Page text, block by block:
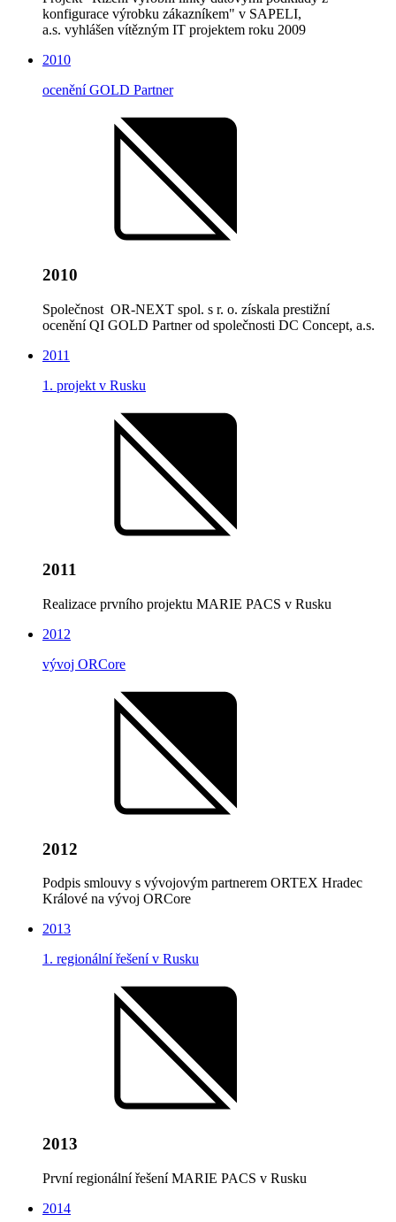
konfigurace výrobku zákazníkem" v SAPELI,
a.s. vyhlášen vítězným IT projektem roku 2009
2010
ocenění GOLD Partner
2010
Společnost OR-NEXT spol. s r. o. získala prestižní
ocenění QI GOLD Partner od společnosti DC Concept, a.s.
2011
1. projekt v Rusku
2011
Realizace prvního projektu MARIE PACS v Rusku
2012
vývoj ORCore
2012
Podpis smlouvy s vývojovým partnerem ORTEX Hradec
Králové na vývoj ORCore
2013
1. regionální řešení v Rusku
2013
První regionální řešení MARIE PACS v Rusku
2014